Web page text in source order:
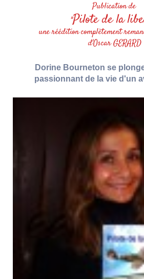
Publication de
"Pilote de la
une réédition complètement
d'Oscar GERARD
Dorine Bourneton se
passionnant de la vie d'un